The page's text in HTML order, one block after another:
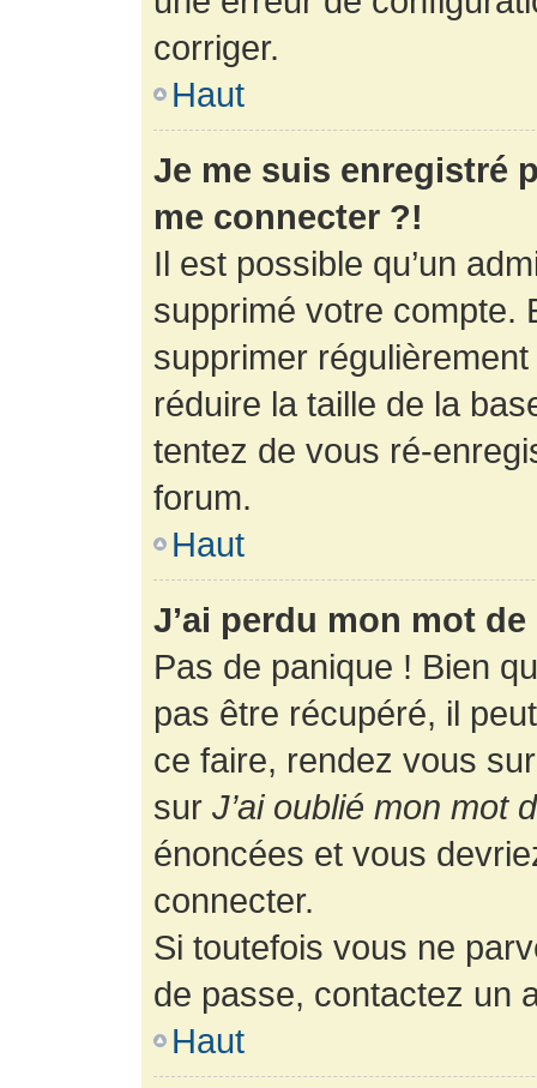
corriger.
Haut
Je me suis enregistré
me connecter ?!
Il est possible qu’un
supprimé votre compte.
supprimer
réduire la taille de la
tentez de vous ré-
forum.
Haut
J’ai perdu mon mot
Pas de panique ! Bien
pas être récupéré, il
ce faire, rendez vous
sur J’ai oublié mon mot
énoncées et vous
connecter.
Si toutefois vous ne
de passe, contactez un
Haut